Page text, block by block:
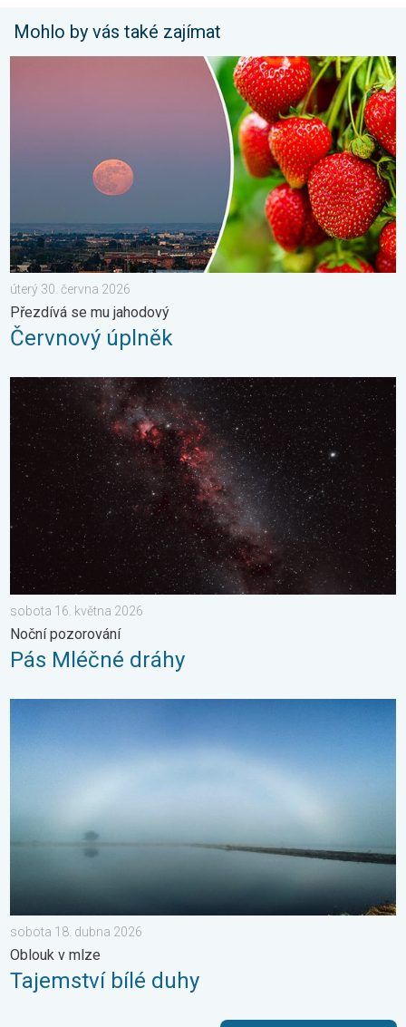
Mohlo by vás také zajímat
Červnový úplněk. Přezdívá se mu jahodový. . . úterý 30.
úterý 30. června 2026
Přezdívá se mu jahodový
Červnový úplněk
Pás Mléčné dráhy. Noční pozorování. . . sobota 16. května
sobota 16. května 2026
Noční pozorování
Pás Mléčné dráhy
sobota 18. dubna 2026
Oblouk v mlze
Tajemství bílé duhy